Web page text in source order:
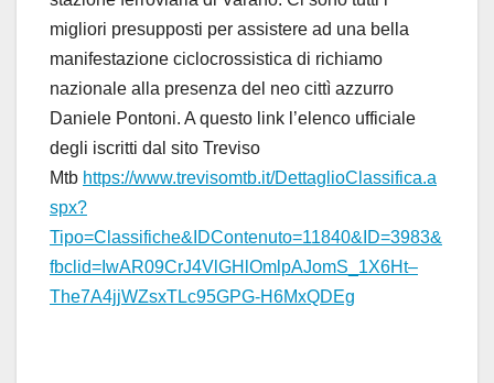
migliori presupposti per assistere ad una bella
manifestazione ciclocrossistica di richiamo
nazionale alla presenza del neo cittì azzurro
Daniele Pontoni. A questo link l’elenco ufficiale
degli iscritti dal sito Treviso
Mtb https://www.trevisomtb.it/DettaglioClassifica.a
spx?
Tipo=Classifiche&IDContenuto=11840&ID=3983&
fbclid=IwAR09CrJ4VlGHlOmlpAJomS_1X6Ht–
The7A4jjWZsxTLc95GPG-H6MxQDEg